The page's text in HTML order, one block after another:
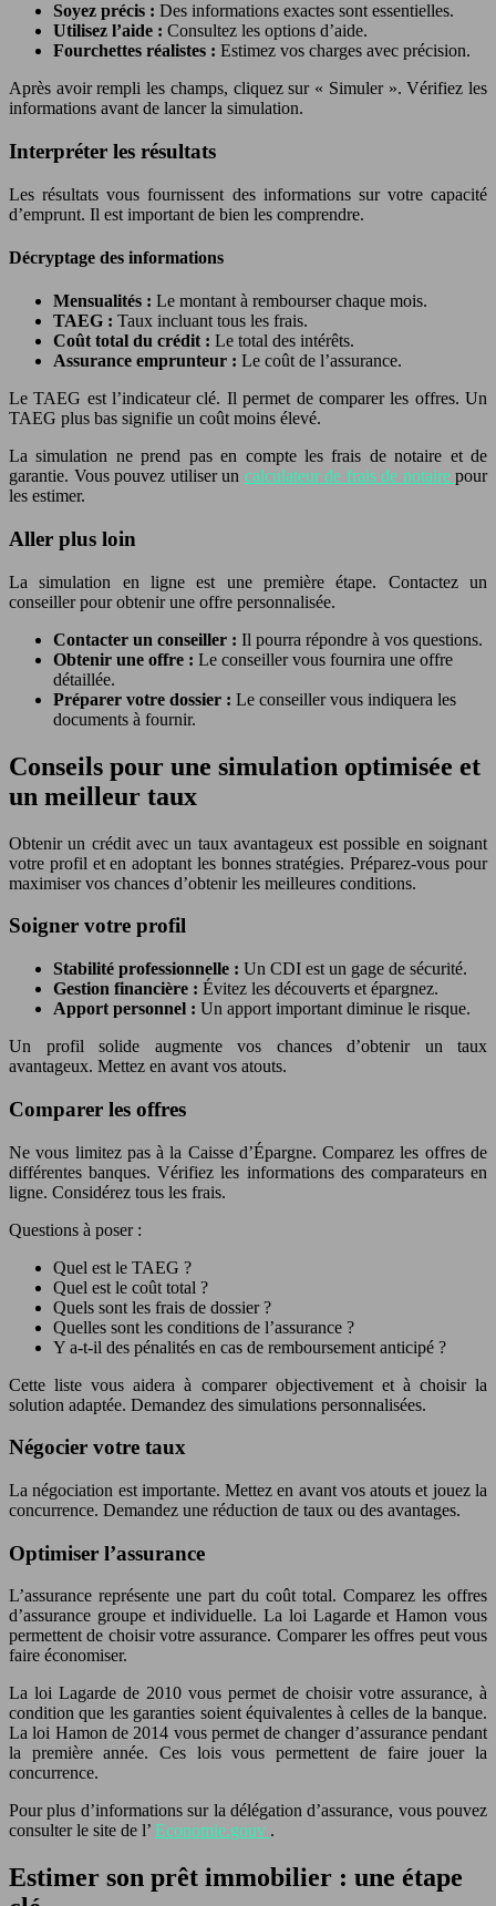
Soyez précis : Des informations exactes sont essentielles.
Utilisez l’aide : Consultez les options d’aide.
Fourchettes réalistes : Estimez vos charges avec précision.
Après avoir rempli les champs, cliquez sur « Simuler ». Vérifiez les
informations avant de lancer la simulation.
Interpréter les résultats
Les résultats vous fournissent des informations sur votre capacité
d’emprunt. Il est important de bien les comprendre.
Décryptage des informations
Mensualités : Le montant à rembourser chaque mois.
TAEG : Taux incluant tous les frais.
Coût total du crédit : Le total des intérêts.
Assurance emprunteur : Le coût de l’assurance.
Le TAEG est l’indicateur clé. Il permet de comparer les offres. Un
TAEG plus bas signifie un coût moins élevé.
La simulation ne prend pas en compte les frais de notaire et de
garantie. Vous pouvez utiliser un calculateur de frais de notaire pour
les estimer.
Aller plus loin
La simulation en ligne est une première étape. Contactez un
conseiller pour obtenir une offre personnalisée.
Contacter un conseiller : Il pourra répondre à vos questions.
Obtenir une offre : Le conseiller vous fournira une offre
détaillée.
Préparer votre dossier : Le conseiller vous indiquera les
documents à fournir.
Conseils pour une simulation optimisée et
un meilleur taux
Obtenir un crédit avec un taux avantageux est possible en soignant
votre profil et en adoptant les bonnes stratégies. Préparez-vous pour
maximiser vos chances d’obtenir les meilleures conditions.
Soigner votre profil
Stabilité professionnelle : Un CDI est un gage de sécurité.
Gestion financière : Évitez les découverts et épargnez.
Apport personnel : Un apport important diminue le risque.
Un profil solide augmente vos chances d’obtenir un taux
avantageux. Mettez en avant vos atouts.
Comparer les offres
Ne vous limitez pas à la Caisse d’Épargne. Comparez les offres de
différentes banques. Vérifiez les informations des comparateurs en
ligne. Considérez tous les frais.
Questions à poser :
Quel est le TAEG ?
Quel est le coût total ?
Quels sont les frais de dossier ?
Quelles sont les conditions de l’assurance ?
Y a-t-il des pénalités en cas de remboursement anticipé ?
Cette liste vous aidera à comparer objectivement et à choisir la
solution adaptée. Demandez des simulations personnalisées.
Négocier votre taux
La négociation est importante. Mettez en avant vos atouts et jouez la
concurrence. Demandez une réduction de taux ou des avantages.
Optimiser l’assurance
L’assurance représente une part du coût total. Comparez les offres
d’assurance groupe et individuelle. La loi Lagarde et Hamon vous
permettent de choisir votre assurance. Comparer les offres peut vous
faire économiser.
La loi Lagarde de 2010 vous permet de choisir votre assurance, à
condition que les garanties soient équivalentes à celles de la banque.
La loi Hamon de 2014 vous permet de changer d’assurance pendant
la première année. Ces lois vous permettent de faire jouer la
concurrence.
Pour plus d’informations sur la délégation d’assurance, vous pouvez
consulter le site de l’ Economie.gouv .
Estimer son prêt immobilier : une étape